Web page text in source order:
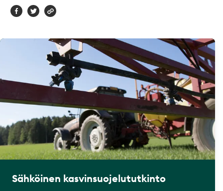
Sähköinen kasvinsuojelututkinto